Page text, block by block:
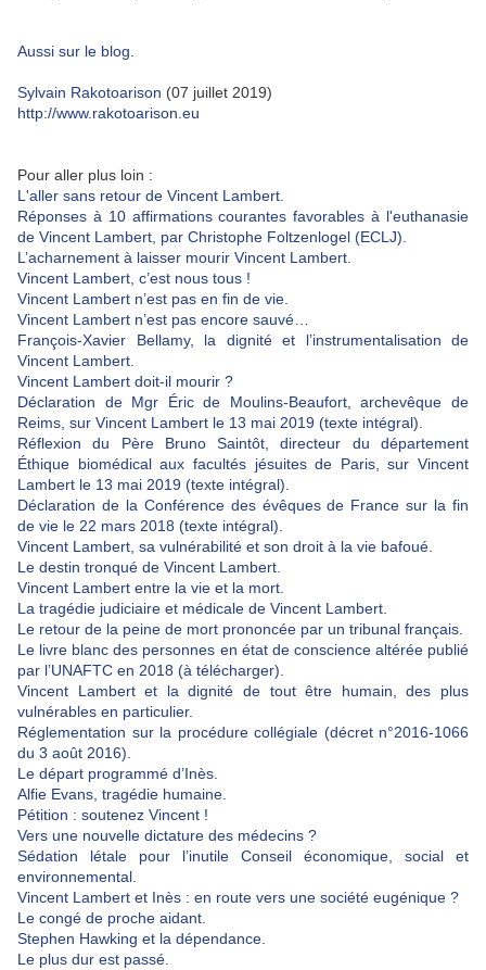
Aussi sur le blog.
Sylvain Rakotoarison (07 juillet 2019)
http://www.rakotoarison.eu
Pour aller plus loin :
L'aller sans retour de Vincent Lambert.
Réponses à 10 affirmations courantes favorables à l'euthanasie
de Vincent Lambert, par Christophe Foltzenlogel (ECLJ).
L’acharnement à laisser mourir Vincent Lambert.
Vincent Lambert, c’est nous tous !
Vincent Lambert n’est pas en fin de vie.
Vincent Lambert n’est pas encore sauvé…
François-Xavier Bellamy, la dignité et l’instrumentalisation de
Vincent Lambert.
Vincent Lambert doit-il mourir ?
Déclaration de Mgr Éric de Moulins-Beaufort, archevêque de
Reims, sur Vincent Lambert le 13 mai 2019 (texte intégral).
Réflexion du Père Bruno Saintôt, directeur du département
Éthique biomédical aux facultés jésuites de Paris, sur Vincent
Lambert le 13 mai 2019 (texte intégral).
Déclaration de la Conférence des évêques de France sur la fin
de vie le 22 mars 2018 (texte intégral).
Vincent Lambert, sa vulnérabilité et son droit à la vie bafoué.
Le destin tronqué de Vincent Lambert.
Vincent Lambert entre la vie et la mort.
La tragédie judiciaire et médicale de Vincent Lambert.
Le retour de la peine de mort prononcée par un tribunal français.
Le livre blanc des personnes en état de conscience altérée publié
par l’UNAFTC en 2018 (à télécharger).
Vincent Lambert et la dignité de tout être humain, des plus
vulnérables en particulier.
Réglementation sur la procédure collégiale (décret n°2016-1066
du 3 août 2016).
Le départ programmé d’Inès.
Alfie Evans, tragédie humaine.
Pétition : soutenez Vincent !
Vers une nouvelle dictature des médecins ?
Sédation létale pour l’inutile Conseil économique, social et
environnemental.
Vincent Lambert et Inès : en route vers une société eugénique ?
Le congé de proche aidant.
Stephen Hawking et la dépendance.
Le plus dur est passé.